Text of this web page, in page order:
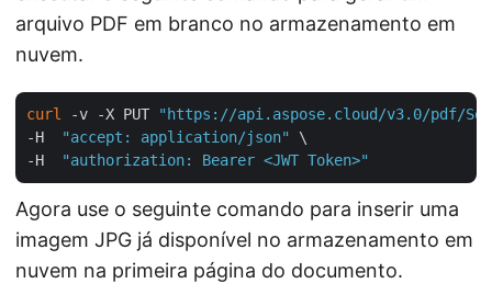
arquivo PDF em branco no armazenamento em
nuvem.
curl -v -X PUT
"https://api.aspose.cloud/v3.0/pdf/
-H
"accept: application/json"
\
-H
"authorization: Bearer <JWT Token>"
Agora use o seguinte comando para inserir uma
imagem JPG já disponível no armazenamento em
nuvem na primeira página do documento.